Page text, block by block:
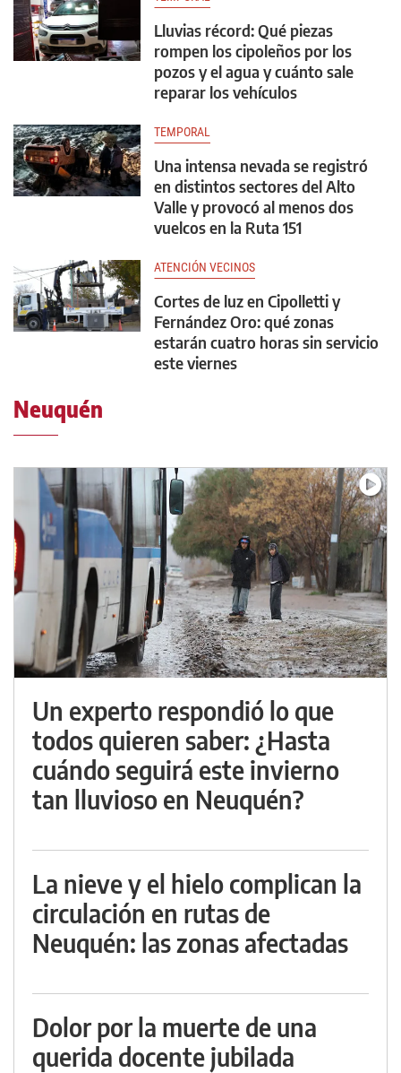
Lluvias récord: Qué piezas
rompen los cipoleños por los
pozos y el agua y cuánto sale
reparar los vehículos
TEMPORAL
Una intensa nevada se registró
en distintos sectores del Alto
Valle y provocó al menos dos
vuelcos en la Ruta 151
ATENCIÓN VECINOS
Cortes de luz en Cipolletti y
Fernández Oro: qué zonas
estarán cuatro horas sin servicio
este viernes
Neuquén
Un experto respondió lo que
todos quieren saber: ¿Hasta
cuándo seguirá este invierno
tan lluvioso en Neuquén?
La nieve y el hielo complican la
circulación en rutas de
Neuquén: las zonas afectadas
Dolor por la muerte de una
querida docente jubilada